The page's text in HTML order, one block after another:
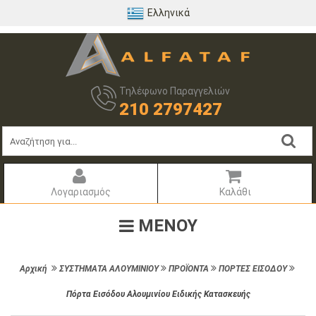
Ελληνικά
Τηλέφωνο Παραγγελιών
210 2797427
Λογαριασμός Καλάθι
ΜΕΝΟΥ
Αρχική ΣΥΣΤΗΜΑΤΑ ΑΛΟΥΜΙΝΙΟΥ ΠΡΟΪΟΝΤΑ ΠΟΡΤΕΣ ΕΙΣΟΔΟΥ
Πόρτα Εισόδου Αλουμινίου Ειδικής Κατασκευής